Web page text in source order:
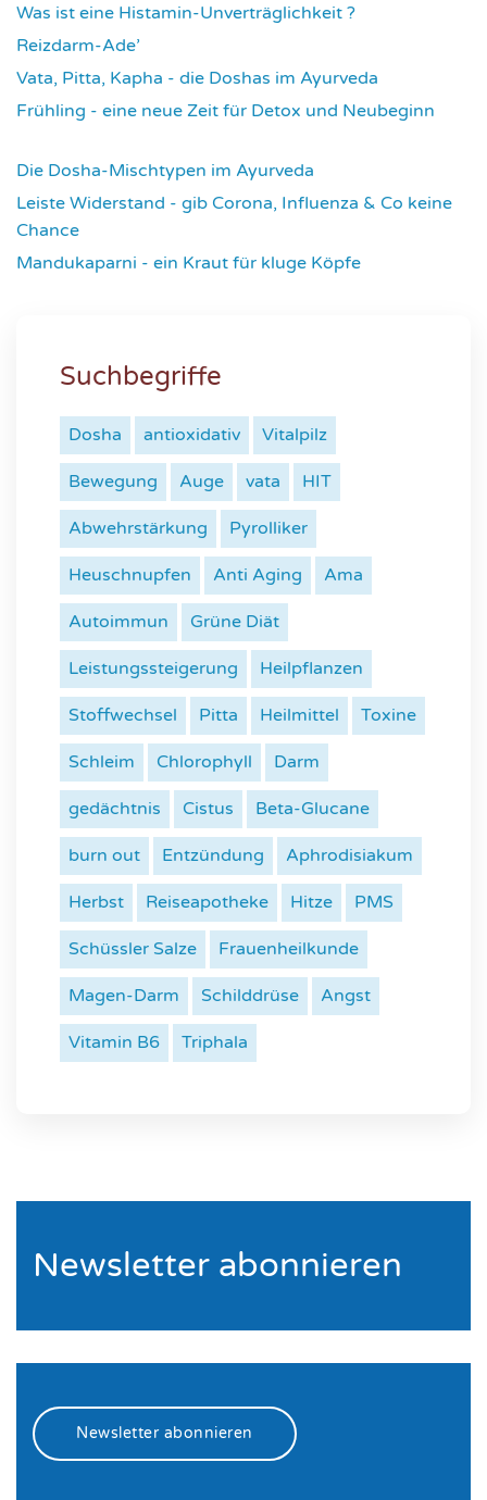
Was ist eine Histamin-Unverträglichkeit ?
Reizdarm-Ade’
Vata, Pitta, Kapha - die Doshas im Ayurveda
Frühling - eine neue Zeit für Detox und Neubeginn
Die Dosha-Mischtypen im Ayurveda
Leiste Widerstand - gib Corona, Influenza & Co keine
Chance
Mandukaparni - ein Kraut für kluge Köpfe
Suchbegriffe
Dosha antioxidativ Vitalpilz
Bewegung Auge vata HIT
Abwehrstärkung Pyrolliker
Heuschnupfen Anti Aging Ama
Autoimmun Grüne Diät
Leistungssteigerung Heilpflanzen
Stoffwechsel Pitta Heilmittel Toxine
Schleim Chlorophyll Darm
gedächtnis Cistus Beta-Glucane
burn out Entzündung Aphrodisiakum
Herbst Reiseapotheke Hitze PMS
Schüssler Salze Frauenheilkunde
Magen-Darm Schilddrüse Angst
Vitamin B6 Triphala
Newsletter abonnieren
Newsletter abonnieren